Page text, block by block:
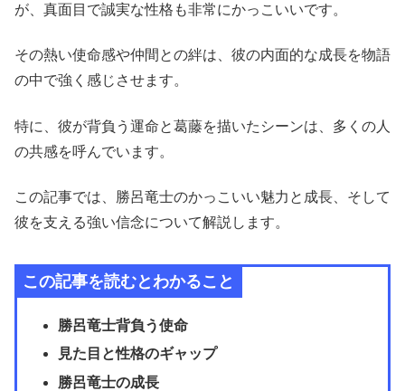
が、真面目で誠実な性格も非常にかっこいいです。
その熱い使命感や仲間との絆は、彼の内面的な成長を物語
の中で強く感じさせます。
特に、彼が背負う運命と葛藤を描いたシーンは、多くの人
の共感を呼んでいます。
この記事では、勝呂竜士のかっこいい魅力と成長、そして
彼を支える強い信念について解説します。
この記事を読むとわかること
勝呂竜士背負う使命
見た目と性格のギャップ
勝呂竜士の成長